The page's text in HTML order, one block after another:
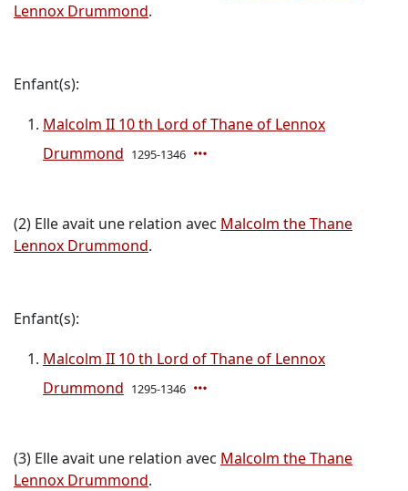
Lennox Drummond.
Enfant(s):
Malcolm II 10 th Lord of Thane of Lennox
Drummond 1295-1346
(2) Elle avait une relation avec Malcolm the Thane
Lennox Drummond.
Enfant(s):
Malcolm II 10 th Lord of Thane of Lennox
Drummond 1295-1346
(3) Elle avait une relation avec Malcolm the Thane
Lennox Drummond.